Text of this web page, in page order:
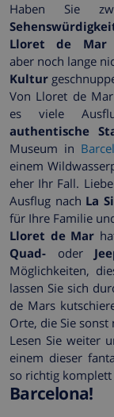
Haben Sie
Lloret de Mar
aber noch lange
Kultur
Von Lloret de
es viele
authentische
Museum in
einem
eher Ihr Fall.
Ausflug nach La
für Ihre Familie
Lloret de Mar
Quad- oder
Möglichkeiten,
lassen Sie sich
de Mars
Orte, die Sie
Lesen Sie weiter
einem dieser
so richtig
Barcelona!